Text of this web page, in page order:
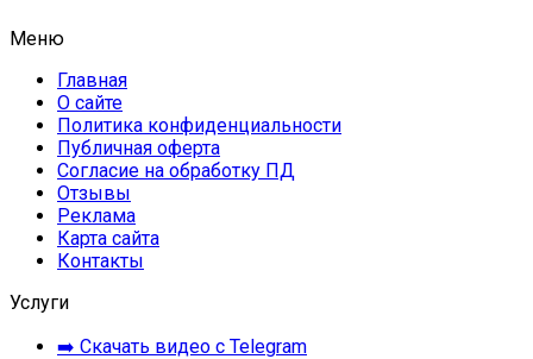
Меню
Главная
О сайте
Политика конфиденциальности
Публичная оферта
Согласие на обработку ПД
Отзывы
Реклама
Карта сайта
Контакты
Услуги
➡️ Скачать видео с Telegram